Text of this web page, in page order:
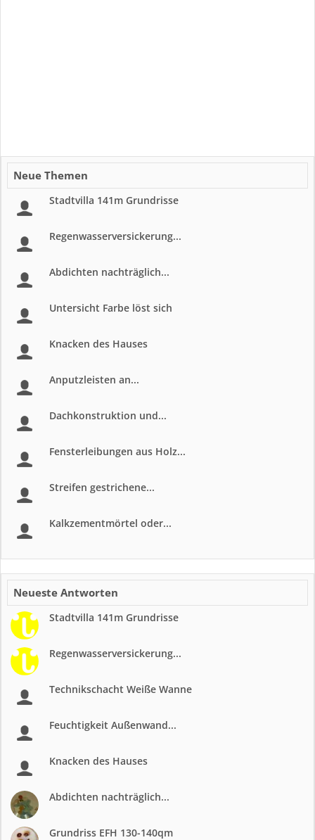
Neue Themen
Stadtvilla 141m Grundrisse
Regenwasserversickerung...
Abdichten nachträglich...
Untersicht Farbe löst sich
Knacken des Hauses
Anputzleisten an...
Dachkonstruktion und...
Fensterleibungen aus Holz...
Streifen gestrichene...
Kalkzementmörtel oder...
Neueste Antworten
Stadtvilla 141m Grundrisse
Regenwasserversickerung...
Technikschacht Weiße Wanne
Feuchtigkeit Außenwand...
Knacken des Hauses
Abdichten nachträglich...
Grundriss EFH 130-140qm